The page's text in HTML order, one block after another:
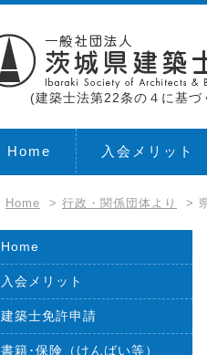
(建築士法第22条の４に基づ
Home 入会メリット
Home > 行政・関係団体より >
Home
入会メリット
建築士免許申請
書籍･保険（けんばい等）